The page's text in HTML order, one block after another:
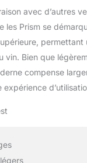
avec d’autres
les Prism se
permettant
vin. Bien que
compense
expérience